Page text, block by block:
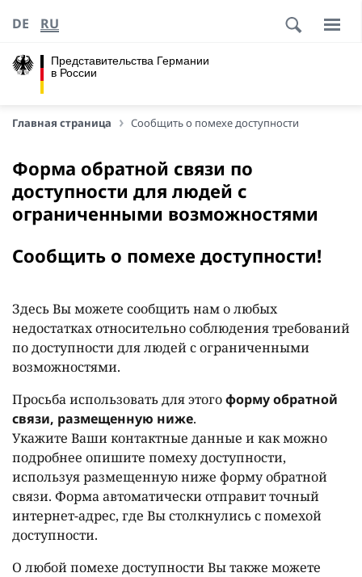
Представительства Германии
в России
DE RU
Главная страница Сообщить о помехе доступности
Форма обратной связи по
доступности для людей с
ограниченными возможностями
Сообщить о помехе доступности!
Здесь Вы можете сообщить нам о любых
недостатках относительно соблюдения требований
по доступности для людей с ограниченными
возможностями.
Просьба использовать для этогоформу обратной
связи, размещенную ниже.
Укажите Ваши контактные данные и как можно
подробнее опишите помеху доступности,
используя размещенную ниже форму обратной
связи. Форма автоматически отправит точный
интернет-адрес, где Вы столкнулись с помехой
доступности.
О любой помехе доступности Вы также можете